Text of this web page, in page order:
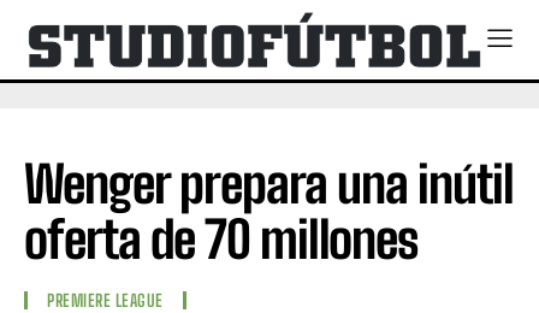
Wenger prepara una inútil
oferta de 70 millones
PREMIERE LEAGUE